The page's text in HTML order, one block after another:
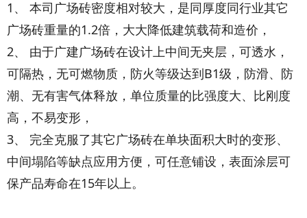
1、 本司广场砖密度相对较大，是同厚度同行业其它
广场砖重量的1.2倍，大大降低建筑载荷和造价，
2、 由于广建广场砖在设计上中间无夹层，可透水，
可隔热，无可燃物质，防火等级达到B1级，防滑、防
潮、无有害气体释放，单位质量的比强度大、比刚度
高，不易变形，
3、 完全克服了其它广场砖在单块面积大时的变形、
中间塌陷等缺点应用方便，可任意铺设，表面涂层可
保产品寿命在15年以上。